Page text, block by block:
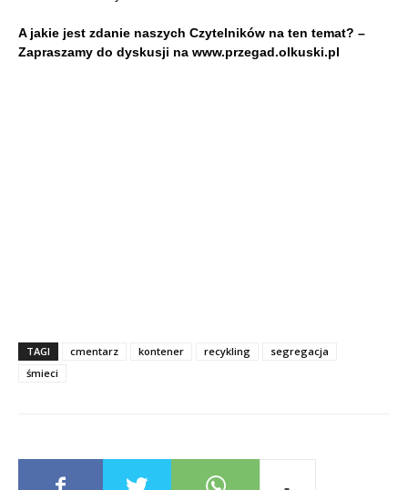
A jakie jest zdanie naszych Czytelników na ten temat? –
Zapraszamy do dyskusji na www.przegad.olkuski.pl
TAGI cmentarz kontener recykling
segregacja
śmieci